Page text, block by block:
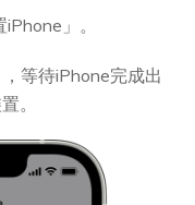
」。
等待iPhone完成出
。